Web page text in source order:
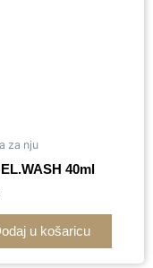
za nju
40ml
u košaricu